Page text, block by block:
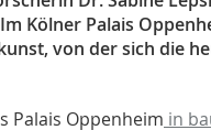
Kölner Palais
von der sich die
Palais Oppenheim in